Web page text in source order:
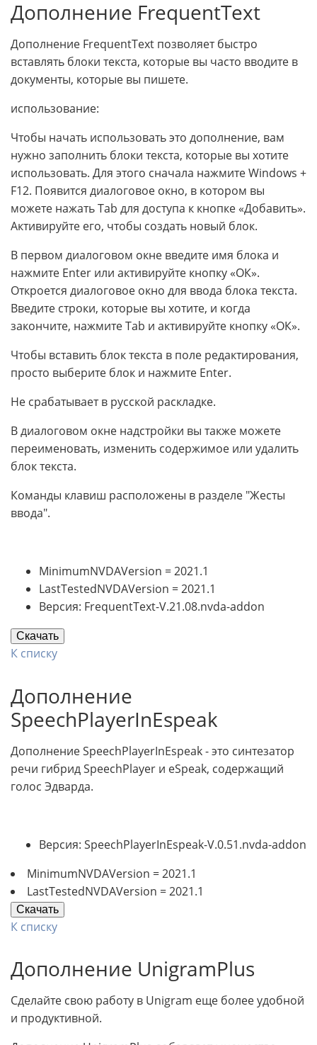
Дополнение FrequentText
Дополнение FrequentText позволяет быстро
вставлять блоки текста, которые вы часто вводите в
документы, которые вы пишете.
использование:
Чтобы начать использовать это дополнение, вам
нужно заполнить блоки текста, которые вы хотите
использовать. Для этого сначала нажмите Windows +
F12. Появится диалоговое окно, в котором вы
можете нажать Tab для доступа к кнопке «Добавить».
Активируйте его, чтобы создать новый блок.
В первом диалоговом окне введите имя блока и
нажмите Enter или активируйте кнопку «ОК».
Откроется диалоговое окно для ввода блока текста.
Введите строки, которые вы хотите, и когда
закончите, нажмите Tab и активируйте кнопку «ОК».
Чтобы вставить блок текста в поле редактирования,
просто выберите блок и нажмите Enter.
Не срабатывает в русской раскладке.
В диалоговом окне надстройки вы также можете
переименовать, изменить содержимое или удалить
блок текста.
Команды клавиш расположены в разделе "Жесты
ввода".
MinimumNVDAVersion = 2021.1
LastTestedNVDAVersion = 2021.1
Версия: FrequentText-V.21.08.nvda-addon
Скачать
К списку
Дополнение
SpeechPlayerInEspeak
Дополнение SpeechPlayerInEspeak - это синтезатор
речи гибрид SpeechPlayer и eSpeak, содержащий
голос Эдварда.
Версия: SpeechPlayerInEspeak-V.0.51.nvda-addon
MinimumNVDAVersion = 2021.1
LastTestedNVDAVersion = 2021.1
Скачать
К списку
Дополнение UnigramPlus
Сделайте свою работу в Unigram еще более удобной
и продуктивной.